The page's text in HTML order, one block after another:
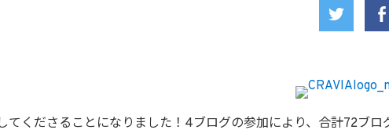
くださることになりました！4ブログの参加により、合計72ブロ